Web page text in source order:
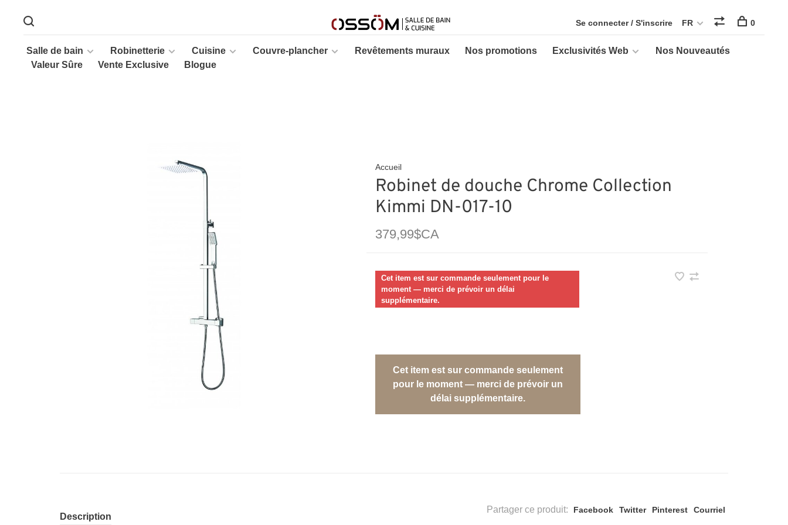
Salle de bain Robinetterie Cuisine Couvre-plancher Revêtements muraux Nos promotions Exclusivités Web
Nos Nouveautés
Valeur Sûre
Vente Exclusive Blogue
Se connecter / S'inscrire FR 0
Accueil
Robinet de douche Chrome Collection
Kimmi DN-017-10
379,99$CA
Cet item est sur commande seulement pour le
moment — merci de prévoir un délai
supplémentaire.
Cet item est sur commande seulement
pour le moment — merci de prévoir un
délai supplémentaire.
Partager ce produit: Facebook Twitter Pinterest Courriel
Description